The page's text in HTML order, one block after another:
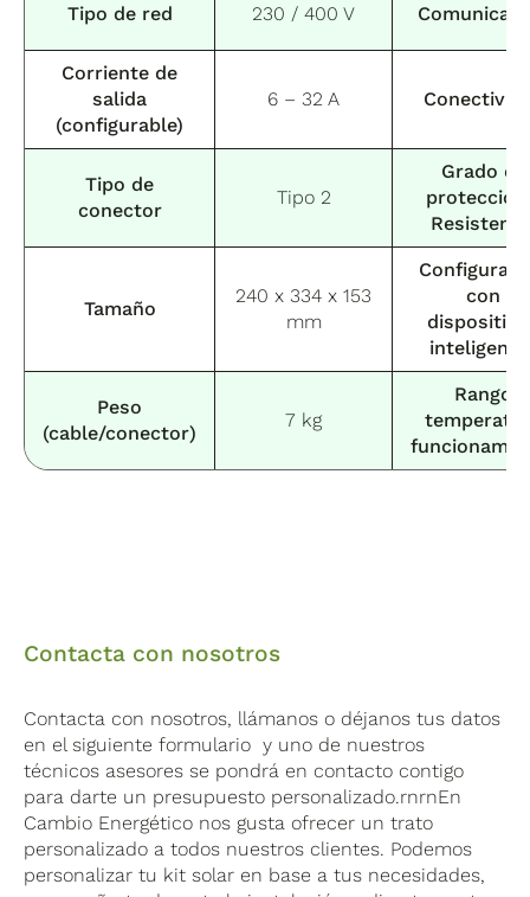
Tipo de red 230 / 400 V
Corriente de
salida
(configurable)
6 – 32 A
Tipo de
conector
Tipo 2
Grado de
protección
Tamaño
240 x 334 x 153
mm
con
Peso
(cable/conector)
7 kg
Rango
Contacta con nosotros
Contacta con nosotros, llámanos o déjanos tus datos
en el siguiente formulario y uno de nuestros
técnicos asesores se pondrá en contacto contigo
para darte un presupuesto personalizado.rnrnEn
Cambio Energético nos gusta ofrecer un trato
personalizado a todos nuestros clientes. Podemos
personalizar tu kit solar en base a tus necesidades,